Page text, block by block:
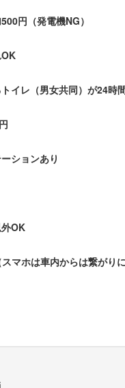
円（発電機NG）
イレ（男女共同）が24時
ションあり
OK
マホは車内からは繋がりに